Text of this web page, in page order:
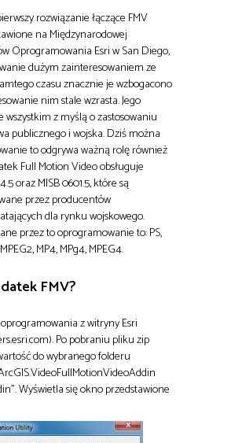
rozwiązanie łączące FMV
na Międzynarodowej
Oprogramowania Esri w San Diego,
dużym zainteresowaniem ze
czasu znacznie je wzbogacono
nim stale wzrasta. Jego
z myślą o zastosowaniu
publicznego i wojska. Dziś można
to odgrywa ważną rolę również
Full Motion Video obsługuje
oraz MISB 0601.5, które są
przez producentów
dla rynku wojskowego.
przez to oprogramowanie to: PS,
MP4, MPg4, MPEG4.
FMV?
z witryny Esri
Po pobraniu pliku zip
do wybranego folderu
Wyświetla się okno przedstawione